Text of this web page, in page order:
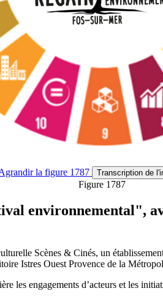
la figure 1787 Transcription de
Figure 1787
environnemental",
Scènes & Cinés, un
Istres Ouest Provence de la
les engagements d’acteurs et les